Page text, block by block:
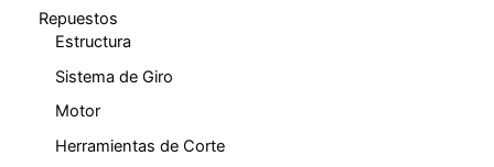
Repuestos
Estructura
Sistema de Giro
Motor
Herramientas de Corte